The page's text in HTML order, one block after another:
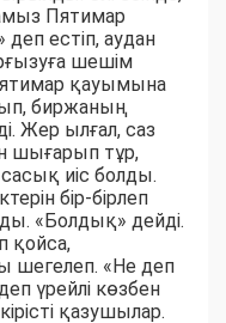
Пятимар
естіп, аудан
шешім
қауымына
биржаның
Жер ылғал, саз
шығарып тұр,
сасық иіс болды.
бір-бірлеп
«Болдық» дейді.
қойса,
шегелеп. «Не деп
үрейлі көзбен
қазушылар.